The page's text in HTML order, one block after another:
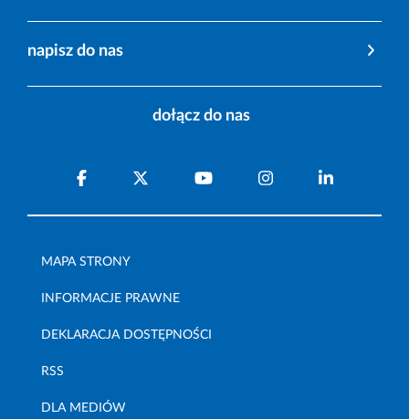
napisz do nas
dołącz do nas
MAPA STRONY
INFORMACJE PRAWNE
DEKLARACJA DOSTĘPNOŚCI
RSS
DLA MEDIÓW